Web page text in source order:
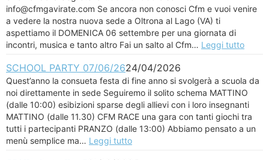
info@cfmgavirate.com Se ancora non conosci Cfm e vuoi venire
a vedere la nostra nuova sede a Oltrona al Lago (VA) ti
aspettiamo il DOMENICA 06 settembre per una giornata di
incontri, musica e tanto altro Fai un salto al Cfm… Leggi tutto
SCHOOL PARTY 07/06/2624/04/2026
Quest’anno la consueta festa di fine anno si svolgerà a scuola da
noi direttamente in sede Seguiremo il solito schema MATTINO
(dalle 10:00) esibizioni sparse degli allievi con i loro insegnanti
MATTINO (dalle 11.30) CFM RACE una gara con tanti giochi tra
tutti i partecipanti PRANZO (dalle 13:00) Abbiamo pensato a un
menù semplice ma… Leggi tutto